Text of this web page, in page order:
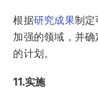
根据研究成果制定
加强的领域，并
的计划。
11.实施